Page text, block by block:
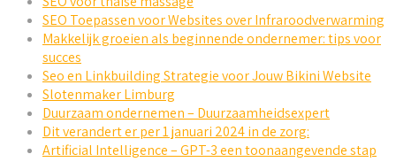
SEO Toepassen voor Websites over Infraroodverwarming
Makkelijk groeien als beginnende ondernemer: tips voor
succes
Seo en Linkbuilding Strategie voor Jouw Bikini Website
Slotenmaker Limburg
Duurzaam ondernemen – Duurzaamheidsexpert
Dit verandert er per 1 januari 2024 in de zorg:
Artificial Intelligence – GPT-3 een toonaangevende stap